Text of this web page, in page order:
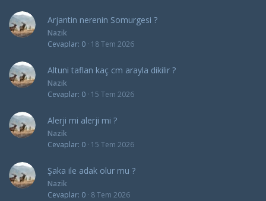
Arjantin nerenin Somurgesi ?
Nazik
Cevaplar 0 18 Tem 2026
Altuni taflan kaç cm arayla dikilir ?
Nazik
Cevaplar 0 15 Tem 2026
Alerji mi alerji mi ?
Nazik
Cevaplar 0 15 Tem 2026
Şaka ile adak olur mu ?
Nazik
Cevaplar 0 8 Tem 2026